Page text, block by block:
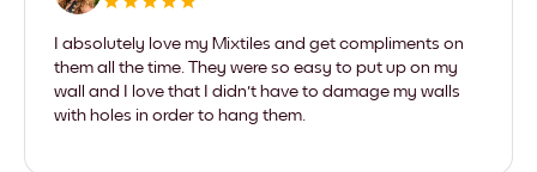
I absolutely love my Mixtiles and get compliments on
them all the time. They were so easy to put up on my
wall and I love that I didn't have to damage my walls
with holes in order to hang them.